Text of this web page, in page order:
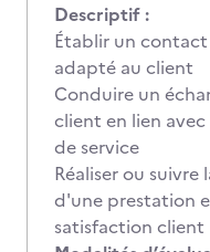
Descriptif :
Établir un
adapté au client
Conduire un
client en lien
de service
Réaliser ou suivre
d'une prestation
satisfaction client